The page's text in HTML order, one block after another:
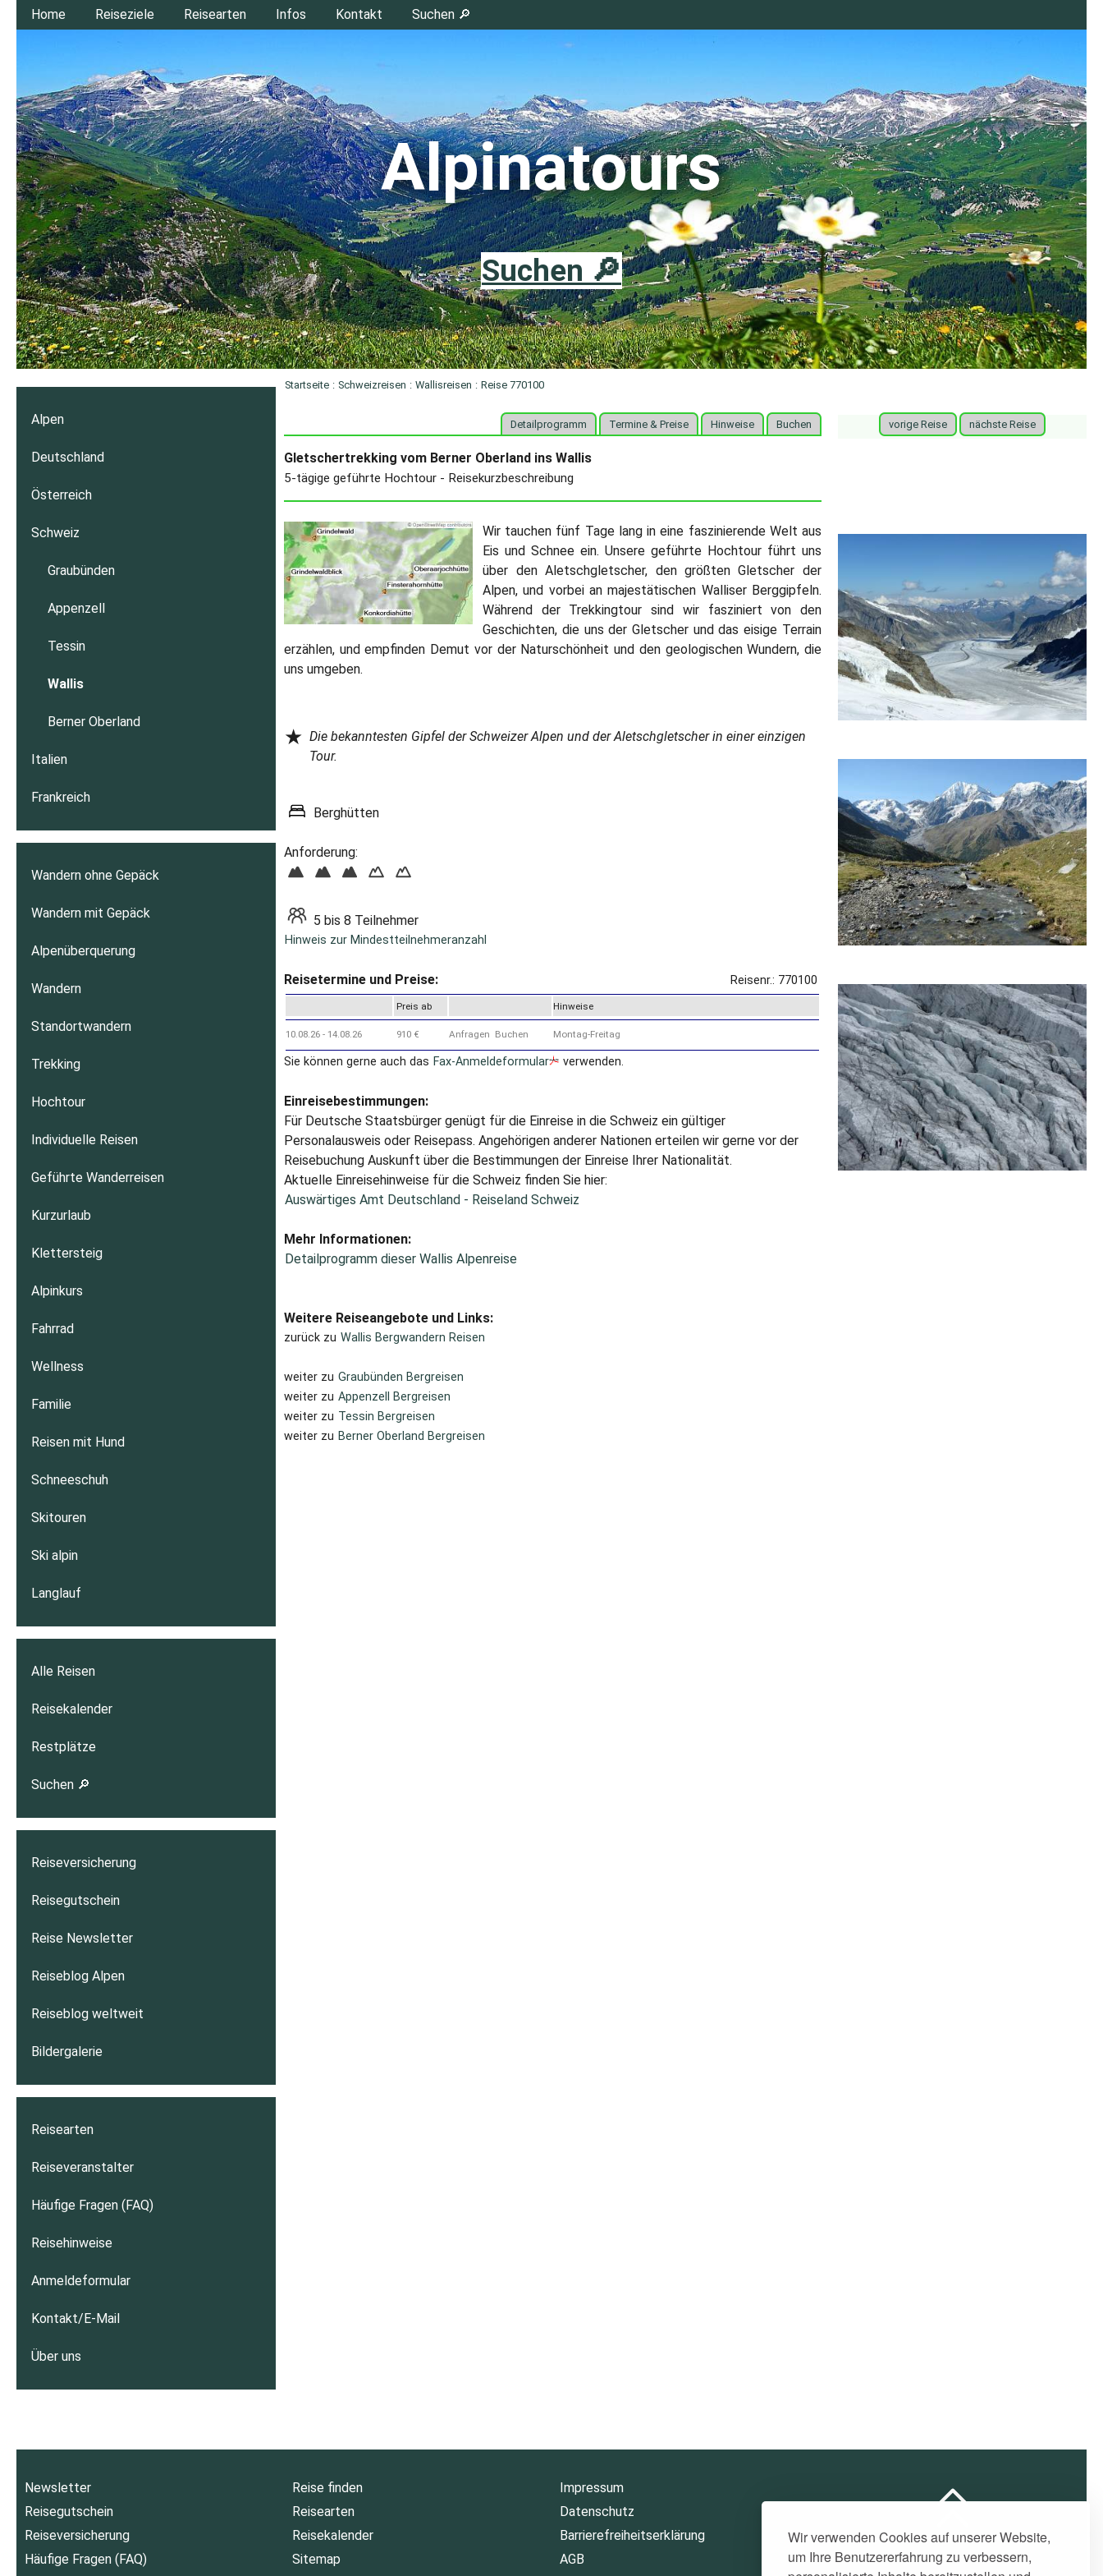
Wir verwenden Cookies auf unserer Website,
um Ihre Benutzererfahrung zu verbessern,
Home Reiseziele Reisearten Infos Kontakt Suchen 🔎
Suchen 🔎
Alpinatours
Startseite : Schweizreisen : Wallisreisen : Reise 770100
Detailprogramm Termine & Preise Hinweise Buchen
Gletschertrekking vom Berner Oberland ins Wallis
5-tägige geführte Hochtour - Reisekurzbeschreibung
Wir tauchen fünf Tage lang in eine faszinierende Welt aus
Eis und Schnee ein. Unsere geführte Hochtour führt uns
über den Aletschgletscher, den größten Gletscher der
Alpen, und vorbei an majestätischen Walliser Berggipfeln.
Während der Trekkingtour sind wir fasziniert von den
Geschichten, die uns der Gletscher und das eisige Terrain
erzählen, und empfinden Demut vor der Naturschönheit und den geologischen Wundern, die
uns umgeben.
★ Die bekanntesten Gipfel der Schweizer Alpen und der Aletschgletscher in einer einzigen
Tour.
Berghütten
Anforderung:
5 bis 8 Teilnehmer
Hinweis zur Mindestteilnehmeranzahl
Reisetermine und Preise: Reisenr.: 770100
Preis ab Hinweise
10.08.26 - 14.08.26 910 € Anfragen Buchen Montag-Freitag
Sie können gerne auch das Fax-Anmeldeformular verwenden.
Einreisebestimmungen:
Für Deutsche Staatsbürger genügt für die Einreise in die Schweiz ein gültiger
Personalausweis oder Reisepass. Angehörigen anderer Nationen erteilen wir gerne vor der
Reisebuchung Auskunft über die Bestimmungen der Einreise Ihrer Nationalität.
Aktuelle Einreisehinweise für die Schweiz finden Sie hier:
Auswärtiges Amt Deutschland - Reiseland Schweiz
Mehr Informationen:
Detailprogramm dieser Wallis Alpenreise
Weitere Reiseangebote und Links:
zurück zu Wallis Bergwandern Reisen
weiter zu Graubünden Bergreisen
weiter zu Appenzell Bergreisen
weiter zu Tessin Bergreisen
weiter zu Berner Oberland Bergreisen
Alpen
Deutschland
Österreich
Schweiz
Graubünden
Appenzell
Tessin
Wallis
Berner Oberland
Italien
Frankreich
Wandern ohne Gepäck
Wandern mit Gepäck
Alpenüberquerung
Wandern
Standortwandern
Trekking
Hochtour
Individuelle Reisen
Geführte Wanderreisen
Kurzurlaub
Klettersteig
Alpinkurs
Fahrrad
Wellness
Familie
Reisen mit Hund
Schneeschuh
Skitouren
Ski alpin
Langlauf
Alle Reisen
Reisekalender
Restplätze
Suchen 🔎
Reiseversicherung
Reisegutschein
Reise Newsletter
Reiseblog Alpen
Reiseblog weltweit
Bildergalerie
Reisearten
Reiseveranstalter
Häufige Fragen (FAQ)
Reisehinweise
Anmeldeformular
Kontakt/E-Mail
Über uns
vorige Reise nächste Reise
Newsletter
Reisegutschein
Reiseversicherung
Häufige Fragen (FAQ)
Reise finden
Reisearten
Reisekalender
Sitemap
Impressum
Datenschutz
Barrierefreiheitserklärung
AGB